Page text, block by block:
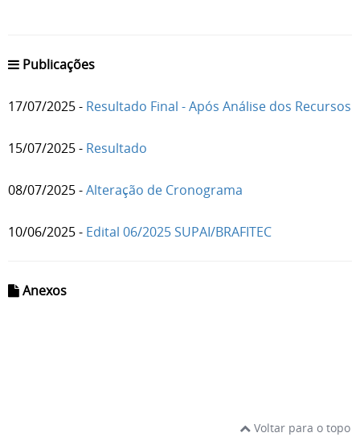
Publicações
17/07/2025 - Resultado Final - Após Análise dos Recursos
15/07/2025 - Resultado
08/07/2025 -Alteração de Cronograma
10/06/2025 - Edital 06/2025 SUPAI/BRAFITEC
Anexos
Voltar para o topo